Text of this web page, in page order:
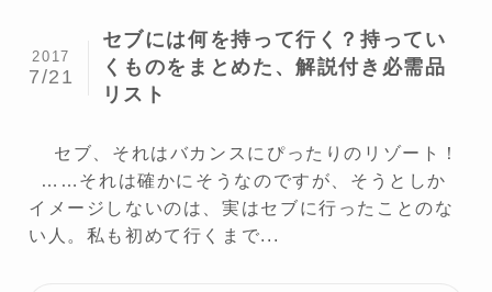
セブには何を持って行く？持ってい
くものをまとめた、解説付き必需品
リスト
2017
7/21
セブ、それはバカンスにぴったりのリゾート！
……それは確かにそうなのですが、そうとしか
イメージしないのは、実はセブに行ったことのな
い人。私も初めて行くまで...